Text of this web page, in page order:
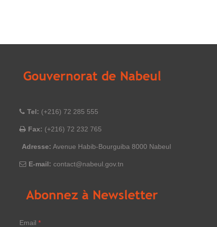
Tel: (+216) 72 285 555
Fax: (+216) 72 232 765
Adresse: Avenue Habib-Bourguiba 8000 Nabeul
E-mail: contact@nabeul.gov.tn
Email *